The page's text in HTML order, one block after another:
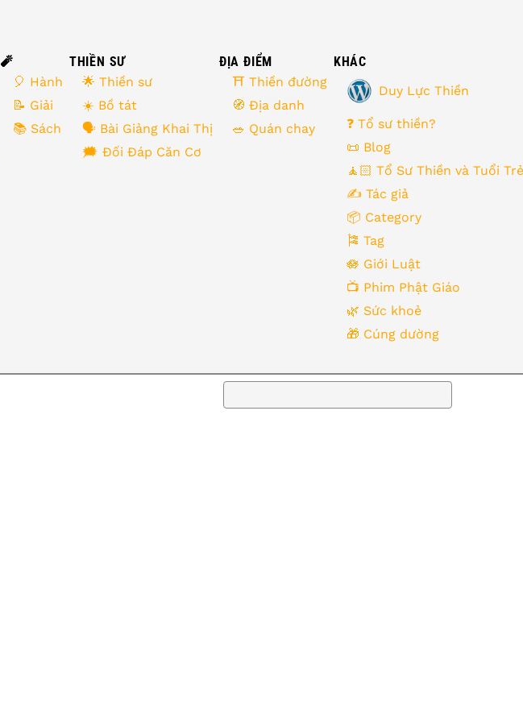
🧨
🎈 Hành
📝 Giải
📚 Sách
THIỀN SƯ
🌟 Thiền sư
☀️ Bồ tát
🗣 Bài Giảng Khai Thị
🗯 Đối Đáp Căn Cơ
ĐỊA ĐIỂM
⛩ Thiền đường
🧭 Địa danh
🥗 Quán chay
KHÁC
Duy Lực Thiền
❓ Tổ sư thiền?
📜 Blog
🧘🏻 Tổ Sư Thiền và Tuổi Trẻ
✍️ Tác giả
📦 Category
🎏 Tag
🪷 Giới Luật
📺 Phim Phật Giáo
🌿️ Sức khoẻ
🎁️ Cúng dường